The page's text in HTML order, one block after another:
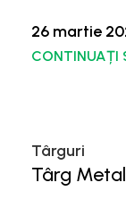
26 martie
CONTINUAȚI
Târguri
Târg